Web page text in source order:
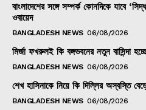
বাংলাদেশের সঙ্গে সম্পর্ক কোনদিকে যাবে
ওবায়েদ
BANGLADESH NEWS 06/08/2026
মির্জা ফখরুলই কি বঙ্গভবনের নতুন বাসিন্দা
BANGLADESH NEWS 06/08/2026
শেখ হাসিনাকে নিয়ে কি দিল্লির অস্বস্তি
BANGLADESH NEWS 06/08/2026